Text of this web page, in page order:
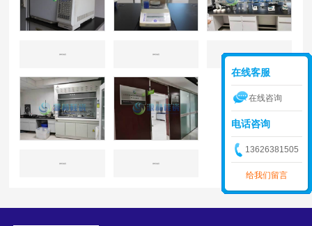
在线客服
在线咨询
电话咨询
13626381505
给我们留言